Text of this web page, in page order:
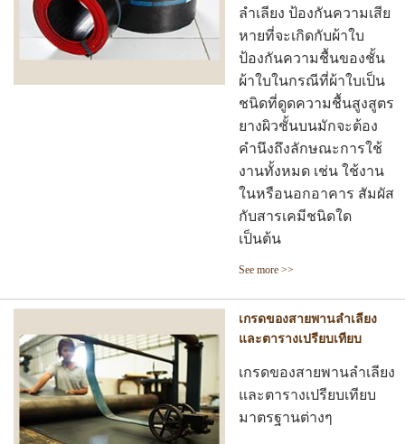
ลำเลียง ป้องกันความเสีย
หายที่จะเกิดกับผ้าใบ
ป้องกันความชื้นของชั้น
ผ้าใบในกรณีที่ผ้าใบเป็น
ชนิดที่ดูดความชื้นสูงสูตร
ยางผิวชั้นบนมักจะต้อง
คำนึงถึงลักษณะการใช้
งานทั้งหมด เช่น ใช้งาน
ในหรือนอกอาคาร สัมผัส
กับสารเคมีชนิดใด
เป็นต้น
See more >>
เกรดของสายพานลำเลียง
และตารางเปรียบเทียบ
เกรดของสายพานลำเลียง
และตารางเปรียบเทียบ
มาตรฐานต่างๆ